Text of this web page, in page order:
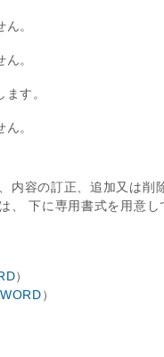
。
。
す。
。
容の訂正、追加又は削
、 下に専用書式を用意し
）
WORD）